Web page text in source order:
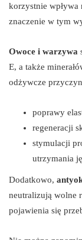
korzystnie wpływa
znaczenie w tym
Owoce i warzywa
E, a także
odżywcze
poprawy
regeneracji
stymulacji
utrzymania
Dodatkowo,
neutralizują wolne
pojawienia się